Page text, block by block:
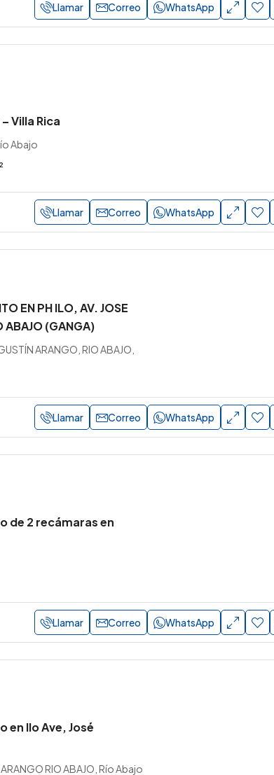
Llamar Correo WhatsApp
Villa Rica
Abajo
Llamar Correo WhatsApp
EN PH ILO, AV. JOSE
ABAJO (GANGA)
ARANGO, RIO ABAJO,
Llamar Correo WhatsApp
de 2 recámaras en
Llamar Correo WhatsApp
Ilo Ave, José
RIO ABAJO, Río Abajo